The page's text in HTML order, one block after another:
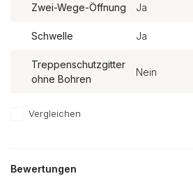
Zwei-Wege-Öffnung Ja
Schwelle Ja
Treppenschutzgitter
ohne Bohren
Nein
Vergleichen
Bewertungen